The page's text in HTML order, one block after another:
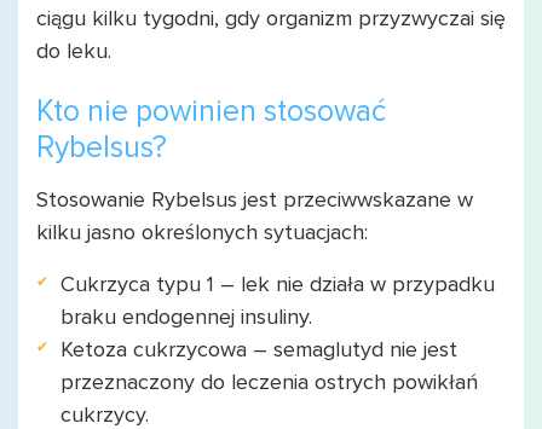
ciągu kilku tygodni, gdy organizm przyzwyczai się
do leku.
Kto nie powinien stosować
Rybelsus?
Stosowanie Rybelsus jest przeciwwskazane w
kilku jasno określonych sytuacjach:
Cukrzyca typu 1 – lek nie działa w przypadku
braku endogennej insuliny.
Ketoza cukrzycowa – semaglutyd nie jest
przeznaczony do leczenia ostrych powikłań
cukrzycy.